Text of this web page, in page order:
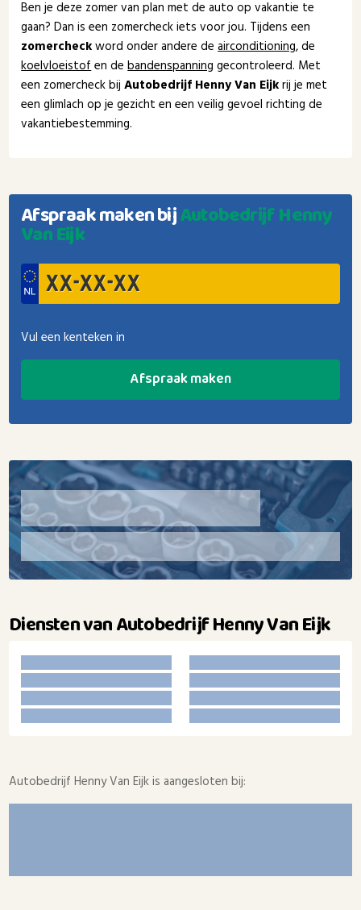
Ben je deze zomer van plan met de auto op vakantie te
gaan? Dan is een zomercheck iets voor jou. Tijdens een
zomercheckword onder andere deairconditioning, de
koelvloeistofen debandenspanning gecontroleerd. Met
een zomercheck bijAutobedrijf Henny Van Eijkrij je met
een glimlach op je gezicht en een veilig gevoel richting de
vakantiebestemming.
Afspraak maken bijAutobedrijf Henny
Van Eijk
Vul een kenteken in
Afspraak maken
Diensten van Autobedrijf Henny Van Eijk
Autobedrijf Henny Van Eijk is aangesloten bij: